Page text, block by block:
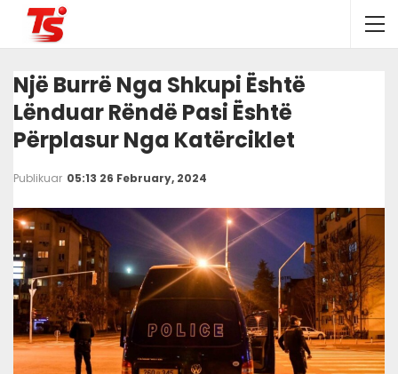
Një Burrë Nga Shkupi Është
Lënduar Rëndë Pasi Është
Përplasur Nga Katërciklet
Publikuar 05:13 26 February, 2024